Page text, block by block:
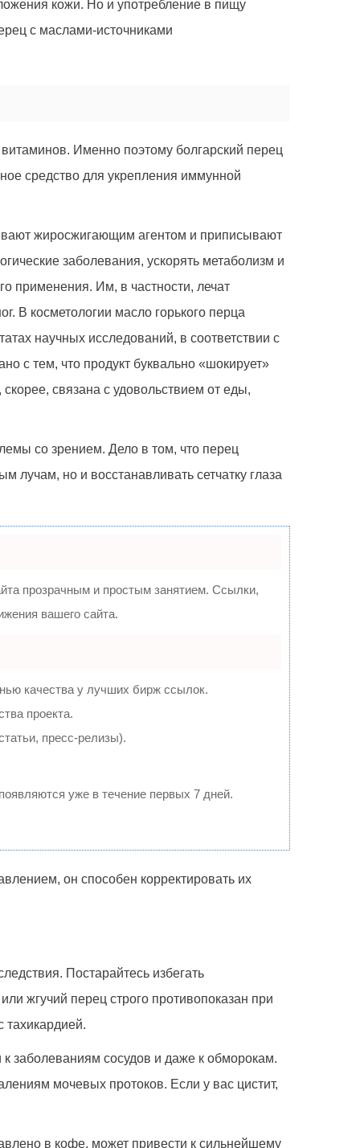
кожи. Но и употребление в пищу
с маслами-источниками
Именно поэтому болгарский перец
средство для укрепления иммунной
жиросжигающим агентом и приписывают
заболевания, ускорять метаболизм и
применения. Им, в частности, лечат
В косметологии масло горького перца
научных исследований, в соответствии с
с тем, что продукт буквально «шокирует»
связана с удовольствием от еды,
со зрением. Дело в том, что перец
но и восстанавливать сетчатку глаза
прозрачным и простым занятием. Ссылки,
вашего сайта.
качества у лучших бирж ссылок.
проекта.
пресс-релизы).
уже в течение первых 7 дней.
он способен корректировать их
Постарайтесь избегать
жгучий перец строго противопоказан при
тахикардией.
заболеваниям сосудов и даже к обморокам.
мочевых протоков. Если у вас цистит,
в кофе, может привести к сильнейшему